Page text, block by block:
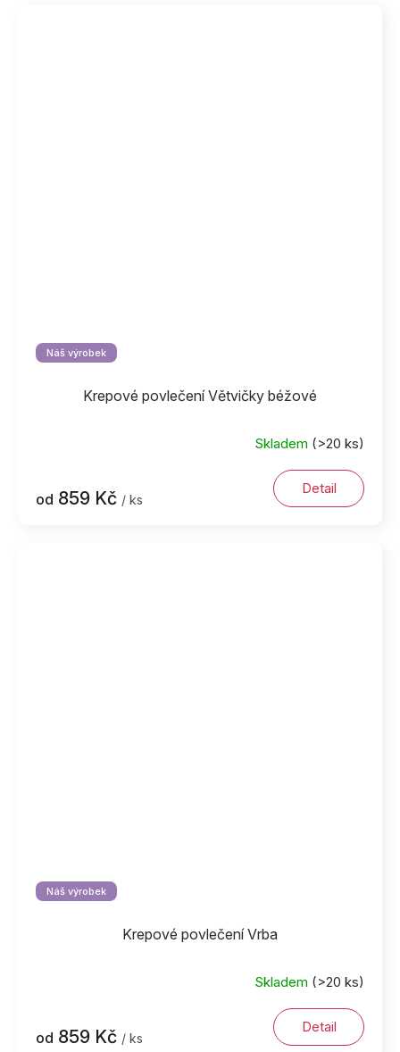
Náš výrobek
Krepové povlečení Větvičky béžové
Skladem (>20 ks)
od 859 Kč / ks
Detail
Náš výrobek
Krepové povlečení Vrba
Skladem (>20 ks)
od 859 Kč / ks
Detail